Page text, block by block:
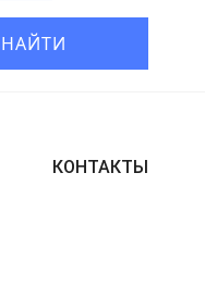
НАЙТИ
КОНТАКТЫ